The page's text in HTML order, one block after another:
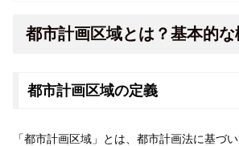
都市計画区域とは？基本的
都市計画区域の定義
「都市計画区域」とは、都市計画法に基づ